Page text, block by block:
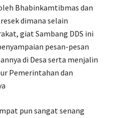
Bhabinkamtibmas dan
dimana selain
giat Sambang DDS ini
pesan-pesan
di Desa serta menjalin
Pemerintahan dan
pun sangat senang